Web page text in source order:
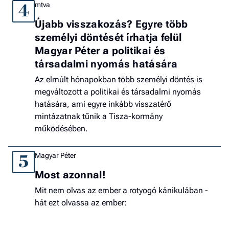
4 mtva
Újabb visszakozás? Egyre több
személyi döntését írhatja felül
Magyar Péter a politikai és
társadalmi nyomás hatására
Az elmúlt hónapokban több személyi döntés is
megváltozott a politikai és társadalmi nyomás
hatására, ami egyre inkább visszatérő
mintázatnak tűnik a Tisza-kormány
működésében.
5 Magyar Péter
Most azonnal!
Mit nem olvas az ember a rotyogó kánikulában -
hát ezt olvassa az ember: